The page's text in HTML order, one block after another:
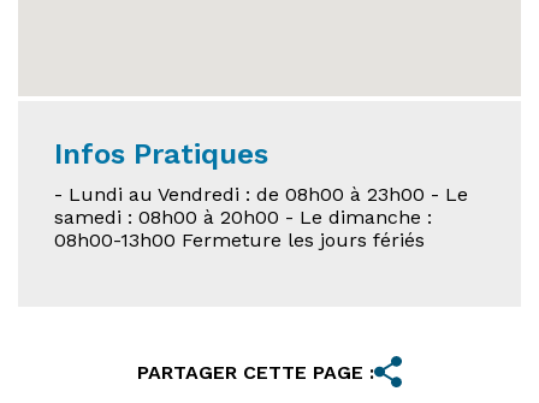
Infos Pratiques
- Lundi au Vendredi : de 08h00 à 23h00 - Le
samedi : 08h00 à 20h00 - Le dimanche :
08h00-13h00 Fermeture les jours fériés
PARTAGER CETTE PAGE :